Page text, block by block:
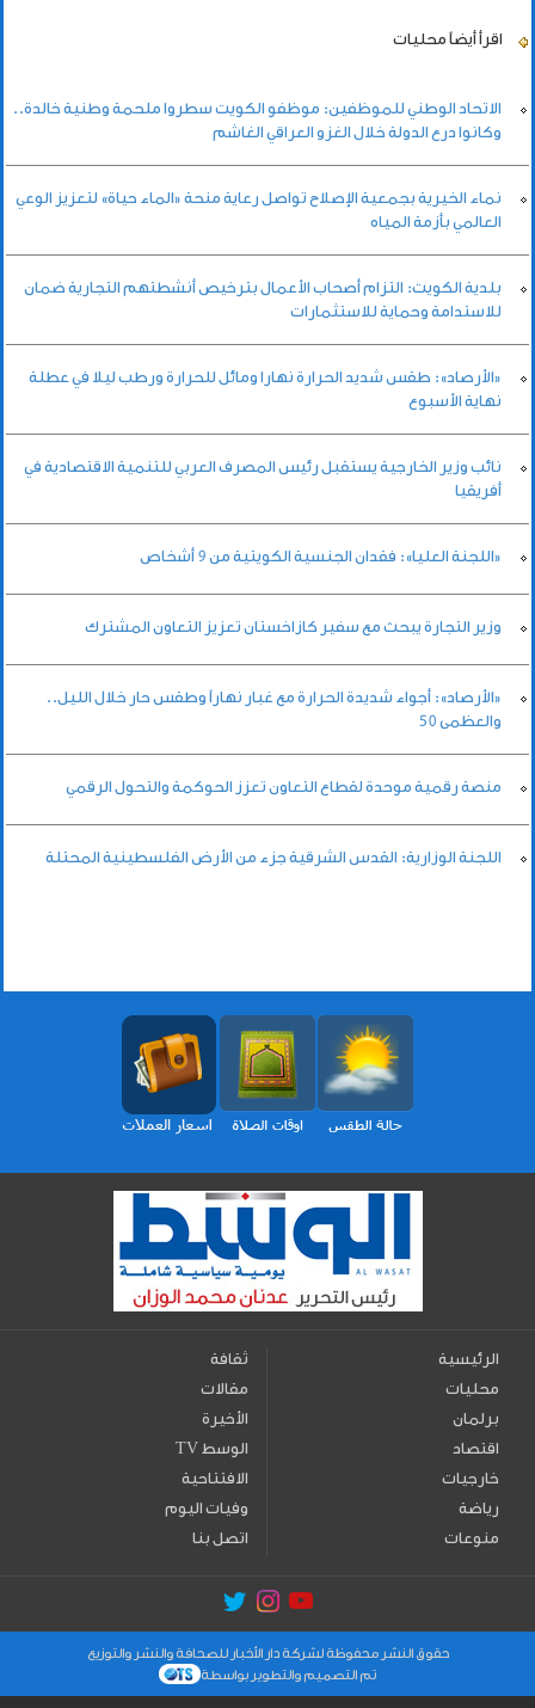
اقرأ أيضاً محليات
الاتحاد الوطني للموظفين: موظفو الكويت سطروا ملحمة وطنية خالدة..
وكانوا درع الدولة خلال الغزو العراقي الغاشم
نماء الخيرية بجمعية الإصلاح تواصل رعاية منحة «الماء حياة» لتعزيز الوعي
العالمي بأزمة المياه
بلدية الكويت: التزام أصحاب الأعمال بترخيص أنشطتهم التجارية ضمان
للاستدامة وحماية للاستثمارات
«الأرصاد»: طقس شديد الحرارة نهارا ومائل للحرارة ورطب ليلا في عطلة
نهاية الأسبوع
نائب وزير الخارجية يستقبل رئيس المصرف العربي للتنمية الاقتصادية في
أفريقيا
«اللجنة العليا»: فقدان الجنسية الكويتية من 9 أشخاص
وزير التجارة يبحث مع سفير كازاخستان تعزيز التعاون المشترك
«الأرصاد»: أجواء شديدة الحرارة مع غبار نهاراً وطقس حار خلال الليل..
والعظمى 50
منصة رقمية موحدة لقطاع التعاون تعزز الحوكمة والتحول الرقمي
اللجنة الوزارية: القدس الشرقية جزء من الأرض الفلسطينية المحتلة
الرئيسية
محليات
برلمان
اقتصاد
خارجيات
رياضة
منوعات
ثقافة
مقالات
الأخيرة
TV الوسط
الافتتاحية
وفيات اليوم
اتصل بنا
حقوق النشر محفوظة لشركة دار الأخبار للصحافة والنشر والتوزيع
تم التصميم والتطوير بواسطة